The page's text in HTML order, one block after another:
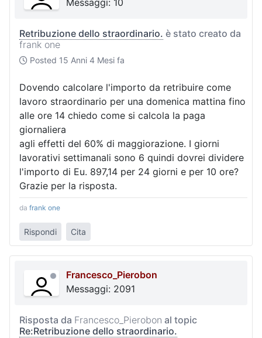
Retribuzione dello straordinario. è stato creato da
frank one
Posted 15 Anni 4 Mesi fa
Dovendo calcolare l'importo da retribuire come
lavoro straordinario per una domenica mattina fino
alle ore 14 chiedo come si calcola la paga
giornaliera
agli effetti del 60% di maggiorazione. I giorni
lavorativi settimanali sono 6 quindi dovrei dividere
l'importo di Eu. 897,14 per 24 giorni e per 10 ore?
Grazie per la risposta.
da frank one
Rispondi Cita
Francesco_Pierobon
Messaggi: 2091
Risposta da Francesco_Pierobon al topic
Re:Retribuzione dello straordinario.